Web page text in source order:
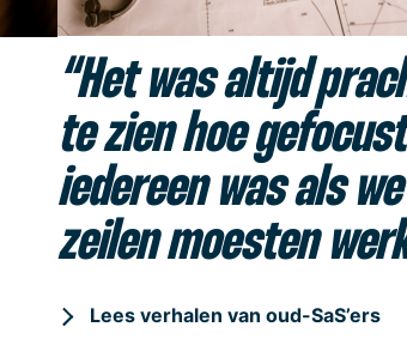
“Het was altijd
te zien hoe gefocust
iedereen was als
zeilen moesten
Lees verhalen van oud-SaS’ers